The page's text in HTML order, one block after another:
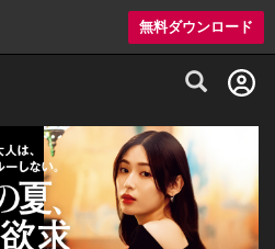
無料ダウンロード
メ情報・プレミアムレストラン予約